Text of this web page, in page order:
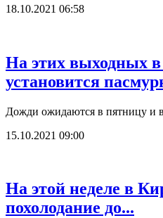
18.10.2021 06:58
На этих выходных
установится
Дожди ожидаются в пятницу и
15.10.2021 09:00
На этой неделе в
похолодание до...